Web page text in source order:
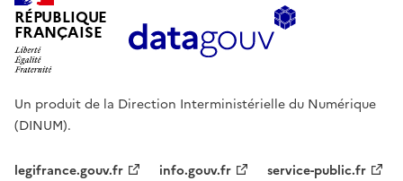
RÉPUBLIQUE
FRANÇAISE
Un produit de la Direction Interministérielle du Numérique
(DINUM).
legifrance.gouv.fr info.gouv.fr service-public.fr